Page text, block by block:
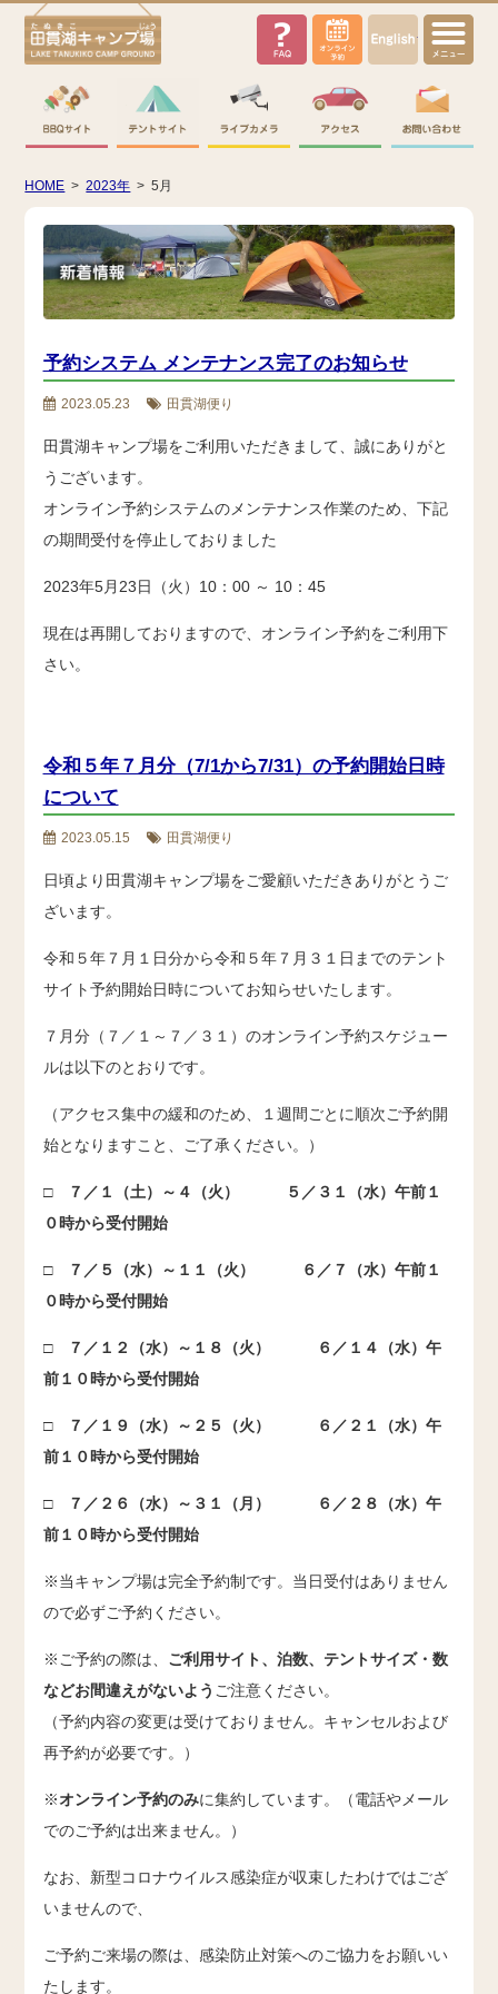
English
HOME >2023年 >5月
予約システム メンテナンス完了のお知らせ
2023.05.23 田貫湖便り
田貫湖キャンプ場をご利用いただきまして、誠にありがと
うございます。
オンライン予約システムのメンテナンス作業のため、下記
の期間受付を停止しておりました
2023年5月23日（火）10：00 ～ 10：45
現在は再開しておりますので、オンライン予約をご利用下
さい。
令和５年７月分（7/1から7/31）の予約開始日時
について
2023.05.15 田貫湖便り
日頃より田貫湖キャンプ場をご愛顧いただきありがとうご
ざいます。
令和５年７月１日分から令和５年７月３１日までのテント
サイト予約開始日時についてお知らせいたします。
７月分（７／１～７／３１）のオンライン予約スケジュー
ルは以下のとおりです。
（アクセス集中の緩和のため、１週間ごとに順次ご予約開
始となりますこと、ご了承ください。）
□ ７／１（土）～４（火） ５／３１（水）午前１
０時から受付開始
□ ７／５（水）～１１（火） ６／７（水）午前１
０時から受付開始
□ ７／１２（水）～１８（火） ６／１４（水）午
前１０時から受付開始
□ ７／１９（水）～２５（火） ６／２１（水）午
前１０時から受付開始
□ ７／２６（水）～３１（月） ６／２８（水）午
前１０時から受付開始
※当キャンプ場は完全予約制です。当日受付はありません
ので必ずご予約ください。
※ご予約の際は、 ご利用サイト、泊数、テントサイズ・数
などお間違えがないよう ご注意ください。
（予約内容の変更は受けておりません。キャンセルおよび
再予約が必要です。）
※オンライン予約のみに集約しています。（電話やメール
でのご予約は出来ません。）
なお、新型コロナウイルス感染症が収束したわけではござ
いませんので、
ご予約ご来場の際は、感染防止対策へのご協力をお願いい
たします。